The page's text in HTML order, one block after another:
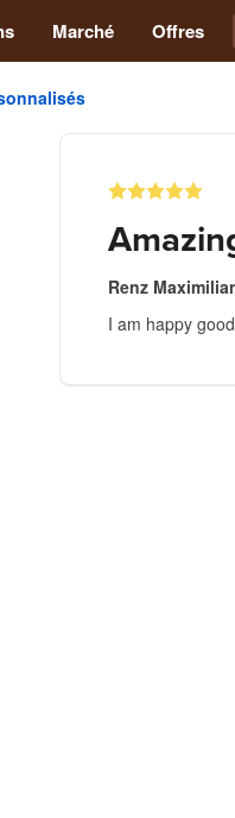
Marché Offres
Renz
I am happy